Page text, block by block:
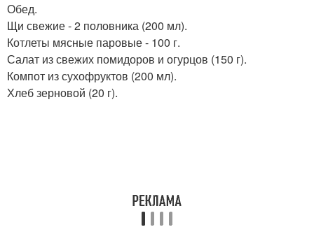
Обед.
Щи свежие - 2 половника (200 мл).
Котлеты мясные паровые - 100 г.
Салат из свежих помидоров и огурцов (150 г).
Компот из сухофруктов (200 мл).
Хлеб зерновой (20 г).